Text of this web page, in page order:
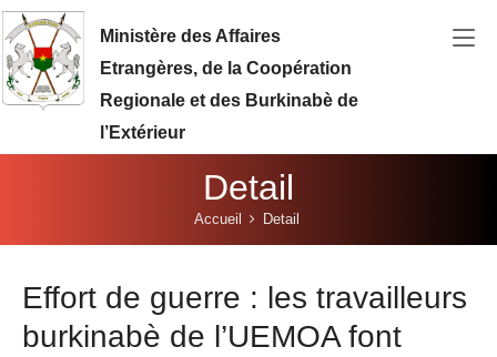
Aller au contenu principal
Ministère des Affaires
Etrangères, de la Coopération
Regionale et des Burkinabè de
l’Extérieur
Detail
Accueil Detail
Effort de guerre : les travailleurs
burkinabè de l’UEMOA font